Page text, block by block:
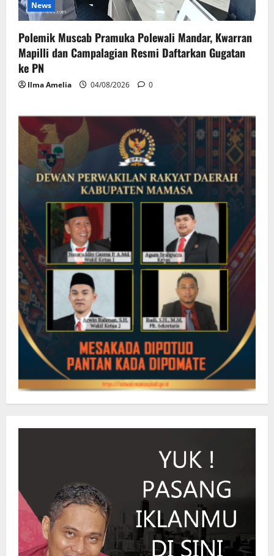
News
Polemik Muscab Pramuka Polewali Mandar, Kwarran
Mapilli dan Campalagian Resmi Daftarkan Gugatan
ke PN
Ilma Amelia 04/08/2026 0